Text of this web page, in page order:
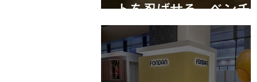
トを忍ばせる、ベンチと
壁の仕上げor
COFFEE（東京・恵比